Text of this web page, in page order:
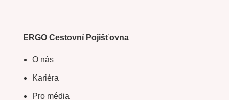
ERGO Cestovní Pojišťovna
O nás
Kariéra
Pro média